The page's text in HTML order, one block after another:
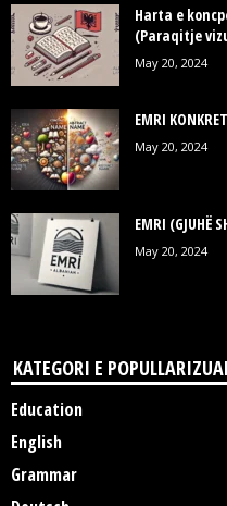
Harta e
(Paraqitje
May 20, 2024
EMRI
May 20, 2024
EMRI (GJUHË
May 20, 2024
KATEGORI E
Education
English
Grammar